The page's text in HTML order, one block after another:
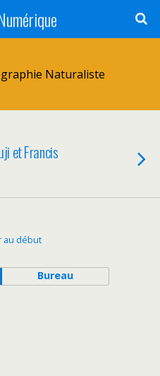
Naturaliste
et Francis
au début
Bureau